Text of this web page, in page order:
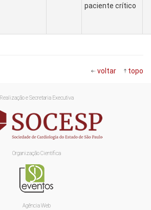
paciente crítico
voltar topo
Realização e Secretaria Executiva
Organização Científica
Agência Web